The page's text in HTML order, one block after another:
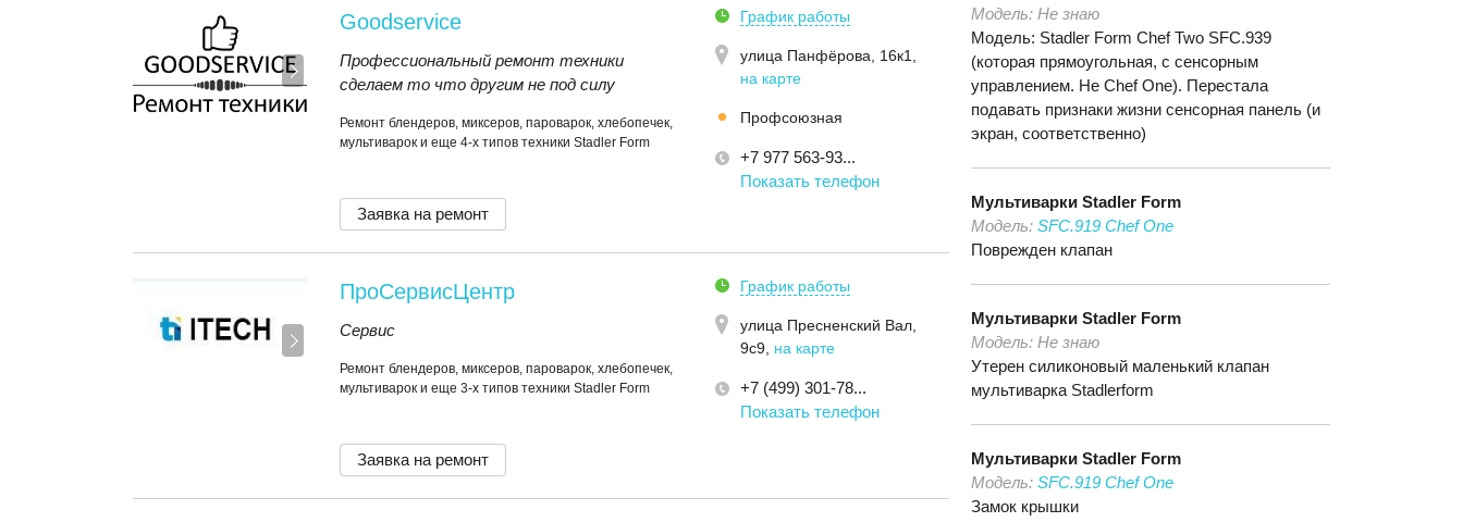
Goodservice
Профессиональный ремонт техники
сделаем то что другим не под силу
Ремонт блендеров, миксеров, пароварок, хлебопечек,
мультиварок и еще 4-х типов техники Stadler Form
График работы
улица Панфёрова, 16к1
на карте
Профсоюзная
+7 977 563-93...
Показать телефон
Заявка на ремонт
ПроСервисЦентр
Сервис
Ремонт блендеров, миксеров, пароварок, хлебопечек,
мультиварок и еще 3-х типов техники Stadler Form
График работы
улица Пресненский Вал,
9с9 на карте
+7 (499) 301-78...
Показать телефон
Заявка на ремонт
Модель: Не знаю
Модель: Stadler Form Chef Two SFC.939
(которая прямоугольная, с сенсорным
управлением. Не Chef One). Перестала
подавать признаки жизни сенсорная панель (и
экран, соответственно)
Мультиварки Stadler Form
Модель: SFC.919 Chef One
Поврежден клапан
Мультиварки Stadler Form
Модель: Не знаю
Утерен силиконовый маленький клапан
мультиварка Stadlerform
Мультиварки Stadler Form
Модель: SFC.919 Chef One
Замок крышки